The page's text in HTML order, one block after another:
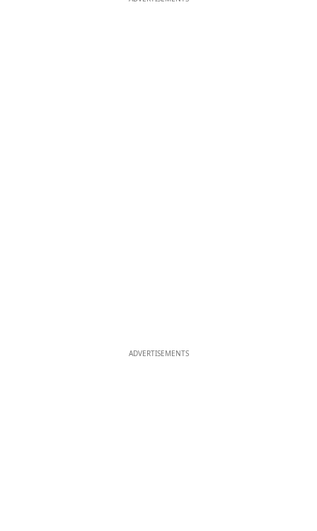
ADVERTISEMENTS